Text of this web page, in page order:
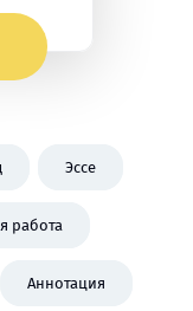
Эссе
работа
Аннотация